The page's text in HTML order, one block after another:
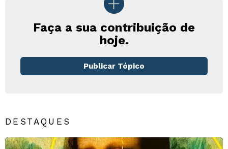
Faça a sua contribuição de
hoje.
Publicar Tópico
DESTAQUES